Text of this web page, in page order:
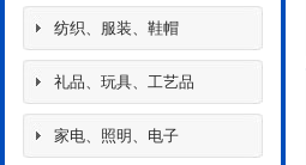
纺织、服装、鞋帽
礼品、玩具、工艺品
家电、照明、电子